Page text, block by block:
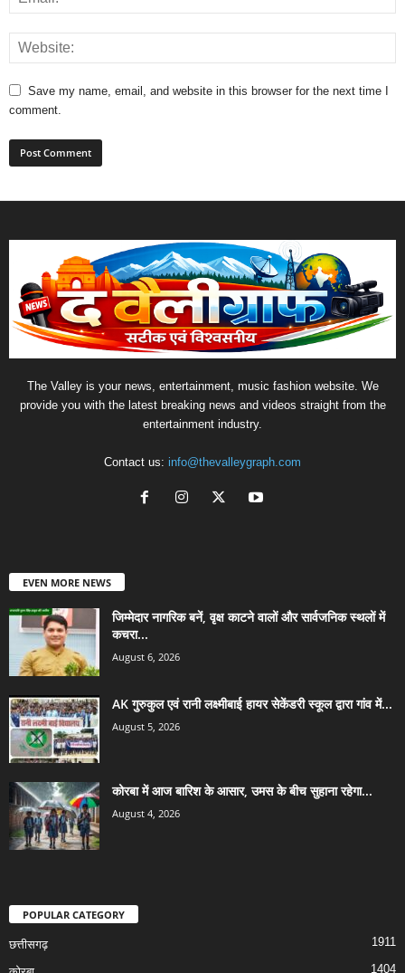
Save my name, email, and website in this browser for the next time I
comment.
The Valley is your news, entertainment, music fashion website. We
provide you with the latest breaking news and videos straight from the
entertainment industry.
Contact us: info@thevalleygraph.com
EVEN MORE NEWS
जिम्मेदार नागरिक बनें, वृक्ष काटने वालों और सार्वजनिक स्थलों में
कचरा...
August 6, 2026
AK गुरुकुल एवं रानी लक्ष्मीबाई हायर सेकेंडरी स्कूल द्वारा गांव में...
August 5, 2026
कोरबा में आज बारिश के आसार, उमस के बीच सुहाना रहेगा...
August 4, 2026
POPULAR CATEGORY
छत्तीसगढ़ 1911
1404